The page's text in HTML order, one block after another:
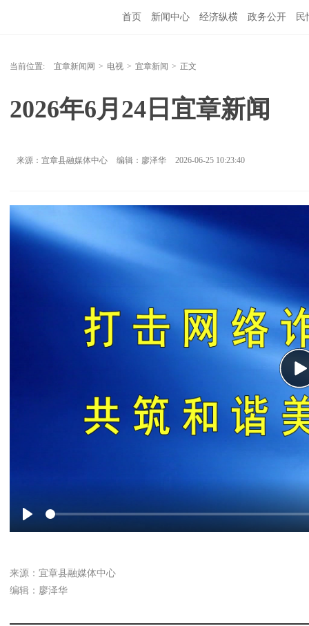
首页 新闻中心 经济纵横 政务公开 民
当前位置: 宜章新闻网 > 电视 > 宜章新闻 > 正文
2026年6月24日宜章新闻
来源：宜章县融媒体中心 编辑：廖泽华 2026-06-25 10:23:40
Play
来源：宜章县融媒体中心
编辑：廖泽华